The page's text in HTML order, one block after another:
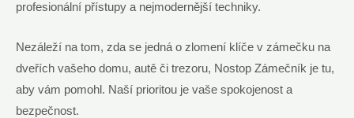
profesionální přístupy a nejmodernější techniky.
Nezáleží na tom, zda se jedná o zlomení klíče v zámečku na
dveřích vašeho domu, autě či trezoru, Nostop Zámečník je tu,
aby vám pomohl. Naší prioritou je vaše spokojenost a
bezpečnost.